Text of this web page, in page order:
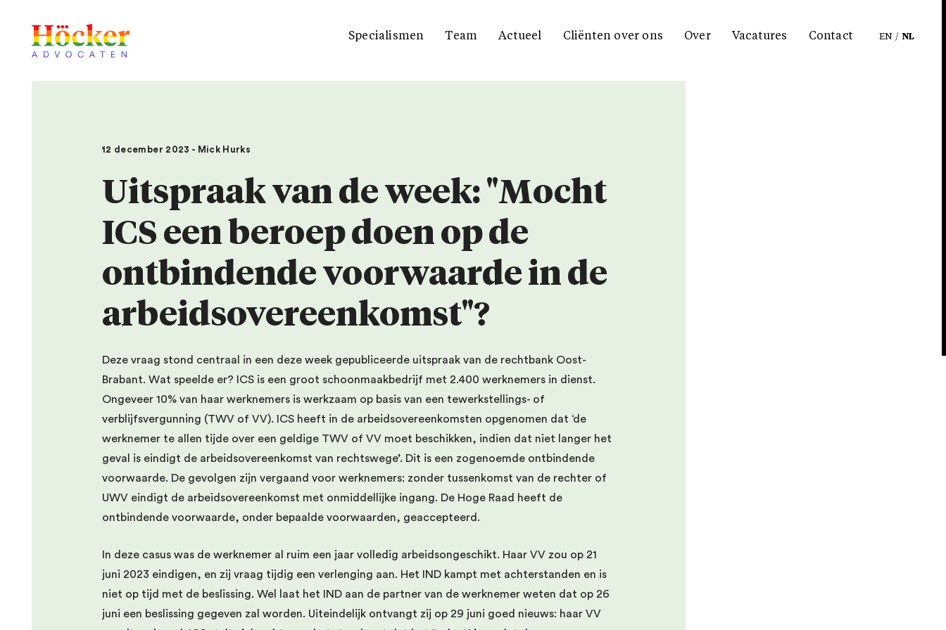
Specialismen Team Actueel Cliënten over ons Over Vacatures Contact EN / NL
12 december 2023 - Mick Hurks
Uitspraak van de week: "Mocht
ICS een beroep doen op de
ontbindende voorwaarde in de
arbeidsovereenkomst"?
Deze vraag stond centraal in een deze week gepubliceerde uitspraak van de rechtbank Oost-
Brabant. Wat speelde er? ICS is een groot schoonmaakbedrijf met 2.400 werknemers in dienst.
Ongeveer 10% van haar werknemers is werkzaam op basis van een tewerkstellings- of
verblijfsvergunning (TWV of VV). ICS heeft in de arbeidsovereenkomsten opgenomen dat ‘de
werknemer te allen tijde over een geldige TWV of VV moet beschikken, indien dat niet langer het
geval is eindigt de arbeidsovereenkomst van rechtswege’. Dit is een zogenoemde ontbindende
voorwaarde. De gevolgen zijn vergaand voor werknemers: zonder tussenkomst van de rechter of
UWV eindigt de arbeidsovereenkomst met onmiddellijke ingang. De Hoge Raad heeft de
ontbindende voorwaarde, onder bepaalde voorwaarden, geaccepteerd.
In deze casus was de werknemer al ruim een jaar volledig arbeidsongeschikt. Haar VV zou op 21
juni 2023 eindigen, en zij vraag tijdig een verlenging aan. Het IND kampt met achterstanden en is
niet op tijd met de beslissing. Wel laat het IND aan de partner van de werknemer weten dat op 26
juni een beslissing gegeven zal worden. Uiteindelijk ontvangt zij op 29 juni goed nieuws: haar VV